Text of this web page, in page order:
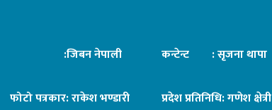
:जिबन नेपाली कन्टेन्ट : सृजना थापा
फोटो पत्रकार: राकेश भण्डारी
प्रदेश प्रतिनिधि: गणेश क्षेत्री